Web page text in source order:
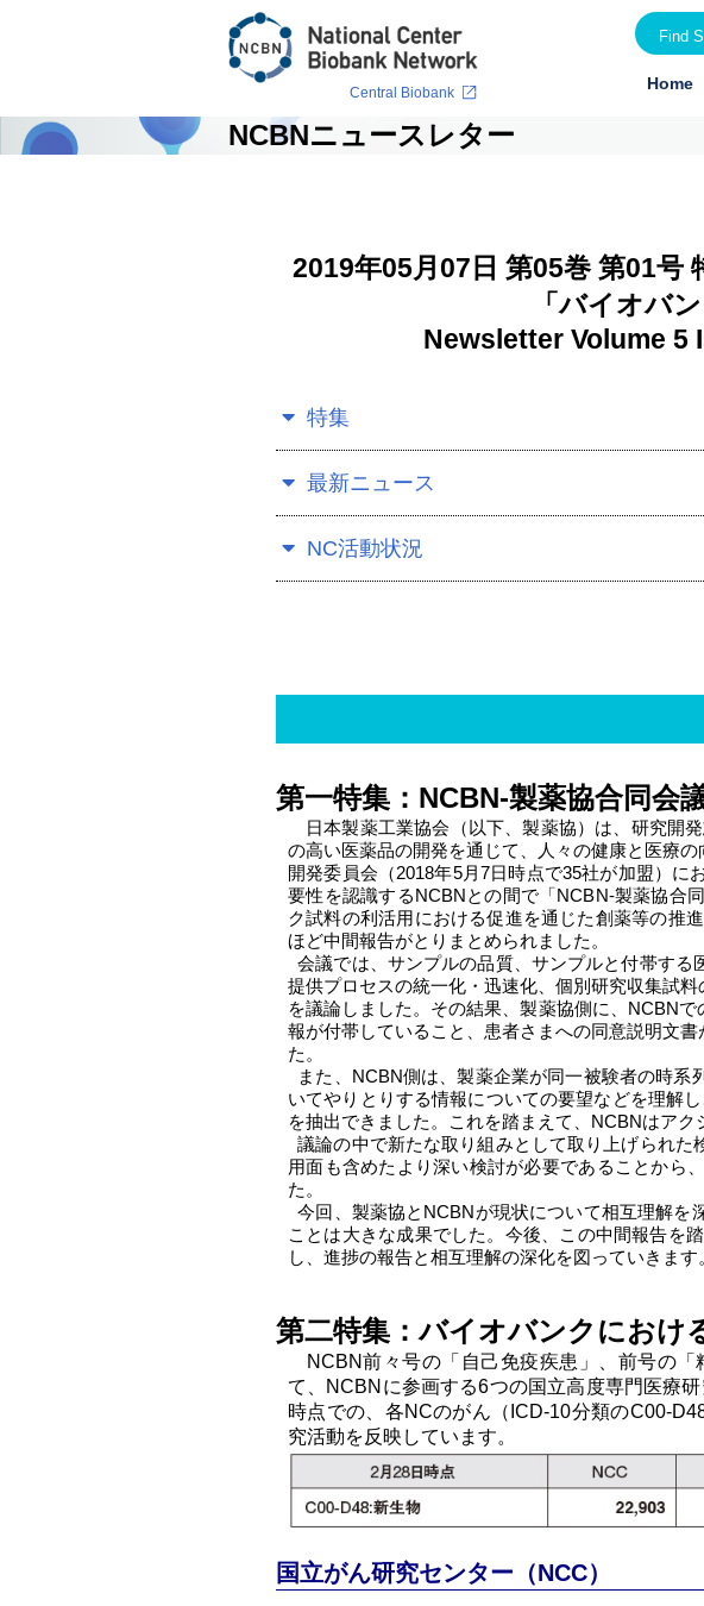
Central Biobank
Find
Home
NCBNニュースレター
2019年05月07日 第05巻 第01号
「バイオバ
Newsletter Volume 5
特集
最新ニュース
NC活動状況
第一特集：NCBN-製薬協合同会
日本製薬工業協会（以下、製薬協）は、研究開
の高い医薬品の開発を通じて、人々の健康と医療
開発委員会（2018年5月7日時点で35社が加盟）
要性を認識するNCBNとの間で「NCBN-製薬協合
ク試料の利活用における促進を通じた創薬等の推
ほど中間報告がとりまとめられました。
会議では、サンプルの品質、サンプルと付帯する
提供プロセスの統一化・迅速化、個別研究収集試
を議論しました。その結果、製薬協側に、NCBN
報が付帯していること、患者さまへの同意説明文
た。
また、NCBN側は、製薬企業が同一被験者の時系
いてやりとりする情報についての要望などを理解
を抽出できました。これを踏まえて、NCBNはア
議論の中で新たな取り組みとして取り上げられ
用面も含めたより深い検討が必要であることから
た。
今回、製薬協とNCBNが現状について相互理解を
ことは大きな成果でした。今後、この中間報告を
し、進捗の報告と相互理解の深化を図っていきます
第二特集：バイオバンクにおけ
NCBN前々号の「自己免疫疾患」、前号の
て、NCBNに参画する6つの国立高度専門医療
時点での、各NCのがん（ICD-10分類のC00-
究活動を反映しています。
国立がん研究センター（NCC）